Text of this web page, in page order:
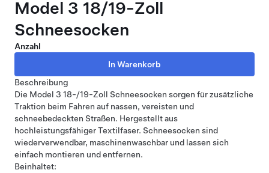
Model 3 18/19-Zoll
Schneesocken
Anzahl
Beschreibung
Die Model 3 18-/19-Zoll Schneesocken sorgen für zusätzliche
Traktion beim Fahren auf nassen, vereisten und
schneebedeckten Straßen. Hergestellt aus
hochleistungsfähiger Textilfaser. Schneesocken sind
wiederverwendbar, maschinenwaschbar und lassen sich
einfach montieren und entfernen.
Beinhaltet: